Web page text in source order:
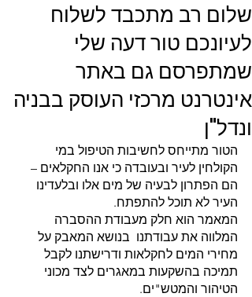
שלום רב מתכבד לשלוח
לעיונכם טור דעה שלי
שמתפרסם גם באתר
אינטרנט מרכזי העוסק בבניה
ונדל"ן
הטור מתייחס לחשיבות הטיפול במי
הקולחין לעיר ובעובדה כי אנו החקלאים –
הם הפתרון לבעיה של מים אלו ובלעדינו
העיר לא תוכל להתפתח.
המאמר הוא חלק מעבודת ההסברה
המלווה את עבודתנו  בנושא המאבק על
מחירי המים לחקלאות ודרישתנו לקבל
תמיכה בהשקעות במאגרים לצד מכוני
הטיהור והמטש"ים.